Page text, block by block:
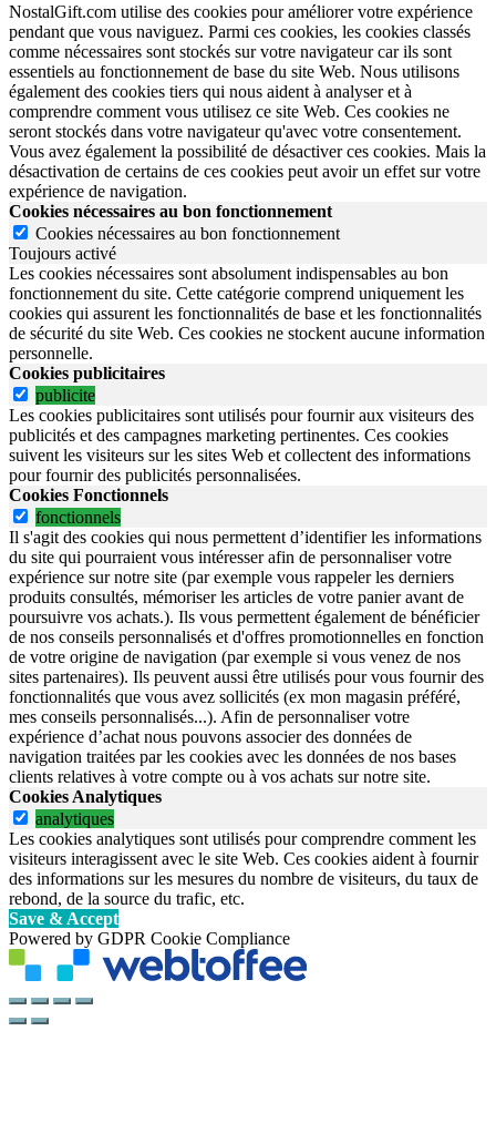
NostalGift.com utilise des cookies pour améliorer votre expérience
pendant que vous naviguez. Parmi ces cookies, les cookies classés
comme nécessaires sont stockés sur votre navigateur car ils sont
essentiels au fonctionnement de base du site Web. Nous utilisons
également des cookies tiers qui nous aident à analyser et à
comprendre comment vous utilisez ce site Web. Ces cookies ne
seront stockés dans votre navigateur qu'avec votre consentement.
Vous avez également la possibilité de désactiver ces cookies. Mais la
désactivation de certains de ces cookies peut avoir un effet sur votre
expérience de navigation.
Cookies nécessaires au bon fonctionnement
Cookies nécessaires au bon fonctionnement
Toujours activé
Les cookies nécessaires sont absolument indispensables au bon
fonctionnement du site. Cette catégorie comprend uniquement les
cookies qui assurent les fonctionnalités de base et les fonctionnalités
de sécurité du site Web. Ces cookies ne stockent aucune information
personnelle.
Cookies publicitaires
publicite
Les cookies publicitaires sont utilisés pour fournir aux visiteurs des
publicités et des campagnes marketing pertinentes. Ces cookies
suivent les visiteurs sur les sites Web et collectent des informations
pour fournir des publicités personnalisées.
Cookies Fonctionnels
fonctionnels
Il s'agit des cookies qui nous permettent d’identifier les informations
du site qui pourraient vous intéresser afin de personnaliser votre
expérience sur notre site (par exemple vous rappeler les derniers
produits consultés, mémoriser les articles de votre panier avant de
poursuivre vos achats.). Ils vous permettent également de bénéficier
de nos conseils personnalisés et d'offres promotionnelles en fonction
de votre origine de navigation (par exemple si vous venez de nos
sites partenaires). Ils peuvent aussi être utilisés pour vous fournir des
fonctionnalités que vous avez sollicités (ex mon magasin préféré,
mes conseils personnalisés...). Afin de personnaliser votre
expérience d’achat nous pouvons associer des données de
navigation traitées par les cookies avec les données de nos bases
clients relatives à votre compte ou à vos achats sur notre site.
Cookies Analytiques
analytiques
Les cookies analytiques sont utilisés pour comprendre comment les
visiteurs interagissent avec le site Web. Ces cookies aident à fournir
des informations sur les mesures du nombre de visiteurs, du taux de
rebond, de la source du trafic, etc.
Save & Accept
Powered by GDPR Cookie Compliance